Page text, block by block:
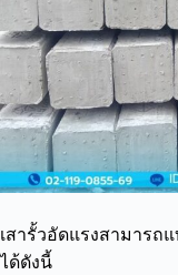
เสารั้วอัดแรงสามารถ
ได้ดังนี้